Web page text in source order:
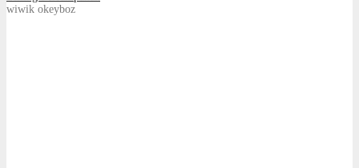
wiwik okeyboz